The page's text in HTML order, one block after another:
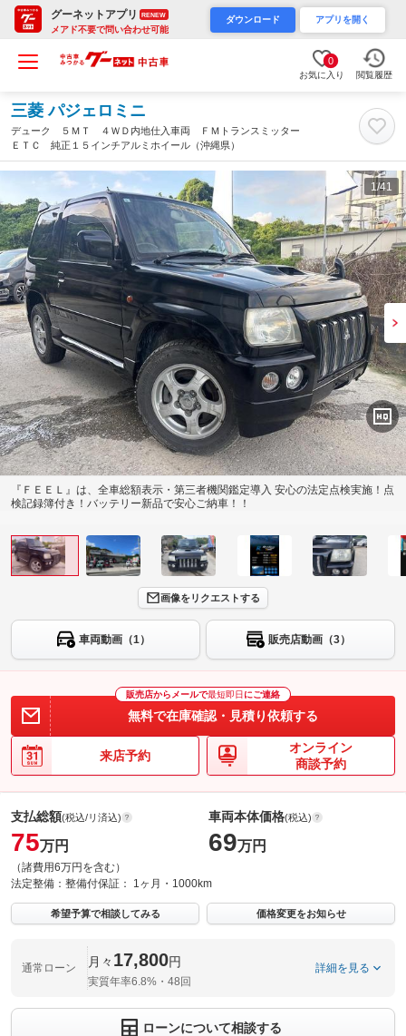
グーネットアプリ RENEW
メアド不要で問い合わせ可能
ダウンロード アプリを開く
0
お気に入り 閲覧履歴
三菱 パジェロミニ
デューク ５ＭＴ ４ＷＤ内地仕入車両 ＦＭトランスミッター
ＥＴＣ 純正１５インチアルミホイール（沖縄県）
1/41
『ＦＥＥＬ』は、全車総額表示・第三者機関鑑定導入 安心の法定点検実施！点
検記録簿付き！バッテリー新品で安心ご納車！！
画像をリクエストする
車両動画（1） 販売店動画（3）
販売店からメールで最短即日 にご連絡
無料で在庫確認・見積り依頼する
来店予約
オンライン
商談予約
支払総額(税込/リ済込)
75万円
（諸費用6万円を含む）
車両本体価格(税込)
69万円
法定整備： 整備付保証： 1ヶ月・1000km
希望予算で相談してみる 価格変更をお知らせ
通常ローン 月々 17,800円
実質年率6.8%・48回
詳細を見る
ローンについて相談する